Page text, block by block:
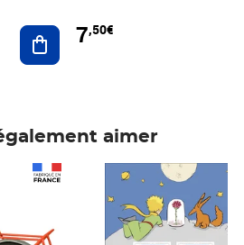
Ajouter au panier
7,50€
aimer
Prix 7,50€